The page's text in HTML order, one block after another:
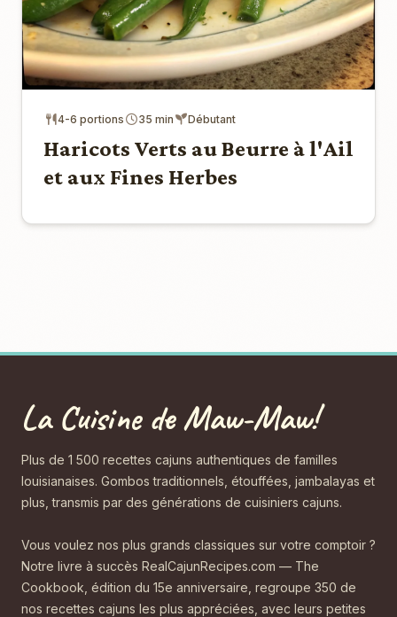
4-6 portions 35 min Débutant
Haricots Verts au Beurre à l'Ail
et aux Fines Herbes
La Cuisine de Maw-Maw!
Plus de 1 500 recettes cajuns authentiques de familles
louisianaises. Gombos traditionnels, étouffées, jambalayas et
plus, transmis par des générations de cuisiniers cajuns.
Vous voulez nos plus grands classiques sur votre comptoir ?
Notre livre à succès RealCajunRecipes.com — The
Cookbook, édition du 15e anniversaire, regroupe 350 de
nos recettes cajuns les plus appréciées, avec leurs petites